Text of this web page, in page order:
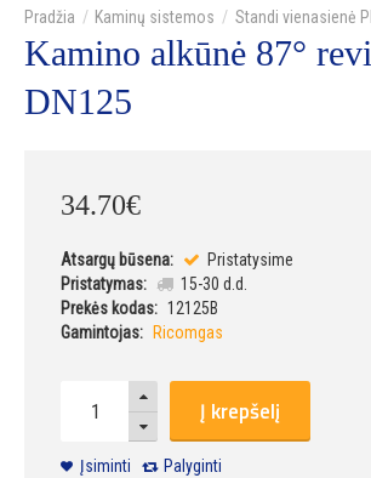
Kaminų sistemos Standi vienasienė
Kamino alkūnė 87°
DN125
34.70€
Atsargų būsena:
Pristatysime
Pristatymas:
15-30 d.d.
Prekės kodas: 12125B
Gamintojas:
Ricomgas
Į krepšelį
Įsiminti Palyginti